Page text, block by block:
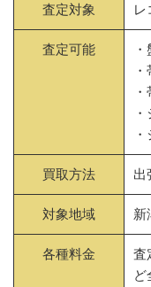
査定対象 レ
査定可能
買取方法 出
対象地域 新
各種料金
査
ど